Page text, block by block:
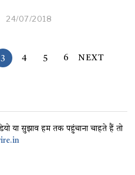
24/07/2018
3 4 5 6 NEXT
या सुझाव हम तक पहुंचाना चाहते हैं तो